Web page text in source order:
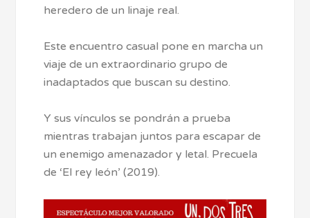
heredero de un linaje real.
Este encuentro casual pone en marcha un
viaje de un extraordinario grupo de
inadaptados que buscan su destino.
Y sus vínculos se pondrán a prueba
mientras trabajan juntos para escapar de
un enemigo amenazador y letal. Precuela
de ‘El rey león’ (2019).